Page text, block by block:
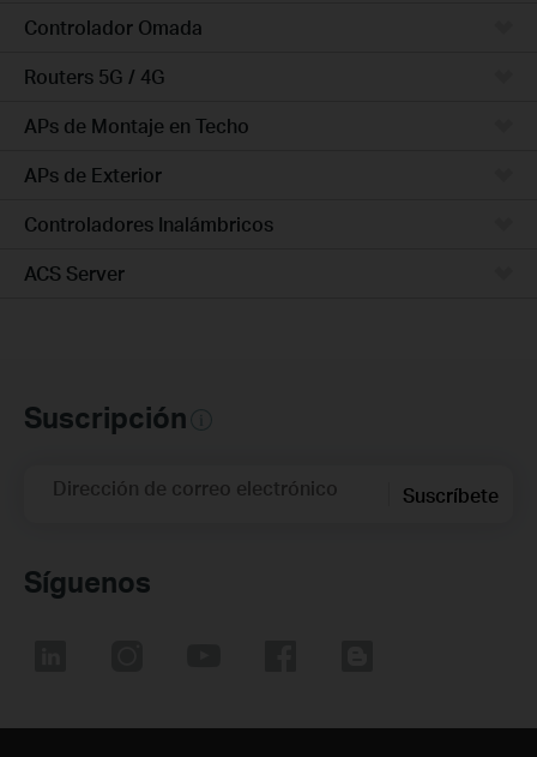
Controlador Omada
Routers 5G / 4G
APs de Montaje en Techo
APs de Exterior
Controladores Inalámbricos
ACS Server
Suscripción
Dirección de correo electrónico Suscríbete
Síguenos